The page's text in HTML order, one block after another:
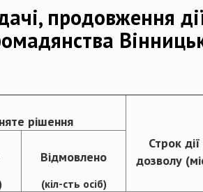
продовження
рішення
Строк дії
дозволу
Відмовлено
(кіл-сть осіб)